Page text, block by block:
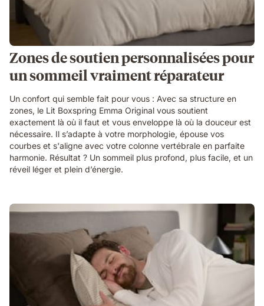
Zones de soutien personnalisées pour
un sommeil vraiment réparateur
Un confort qui semble fait pour vous : Avec sa structure en
zones, le Lit Boxspring Emma Original vous soutient
exactement là où il faut et vous enveloppe là où la douceur est
nécessaire. Il s’adapte à votre morphologie, épouse vos
courbes et s'aligne avec votre colonne vertébrale en parfaite
harmonie. Résultat ? Un sommeil plus profond, plus facile, et un
réveil léger et plein d’énergie.